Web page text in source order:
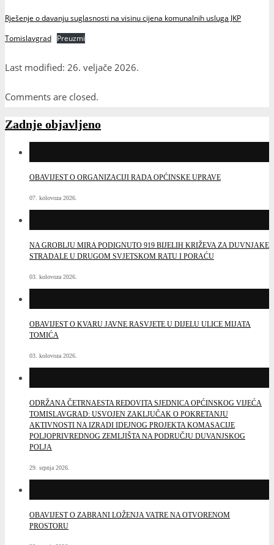
Rješenje o davanju suglasnosti na visinu cijena komunalnih usluga JKP
Tomislavgrad Preuzmi
Last modified: 26. veljače 2026.
Comments are closed.
Zadnje objavljeno
OBAVIJEST O ORGANIZACIJI RADA OPĆINSKE UPRAVE
07. kolovoza 2026.
NA GROBLJU MIRA PODIGNUTO 919 BIJELIH KRIŽEVA ZA DUVNJAKE
STRADALE U DRUGOM SVJETSKOM RATU I PORAĆU
03. kolovoza 2026.
OBAVIJEST O KVARU JAVNE RASVJETE U DIJELU ULICE MIJATA
TOMIĆA
03. kolovoza 2026.
ODRŽANA ČETRNAESTA REDOVITA SJEDNICA OPĆINSKOG VIJEĆA
TOMISLAVGRAD: USVOJEN ZAKLJUČAK O POKRETANJU
AKTIVNOSTI NA IZRADI IDEJNOG PROJEKTA KOMASACIJE
POLJOPRIVREDNOG ZEMLJIŠTA NA PODRUČJU DUVANJSKOG
POLJA
29. srpnja 2026.
OBAVIJEST O ZABRANI LOŽENJA VATRE NA OTVORENOM
PROSTORU